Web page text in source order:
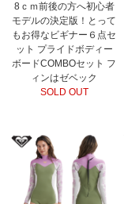
8ｃｍ前後の方へ初心者
モデルの決定版！とって
もお得なビギナー６点セ
ット プライドボディー
ボードCOMBOセット フ
ィンはゼベック
SOLD OUT